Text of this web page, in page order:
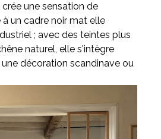
une sensation de
à un cadre noir mat elle
; avec des teintes plus
naturel, elle s'intègre
décoration scandinave ou